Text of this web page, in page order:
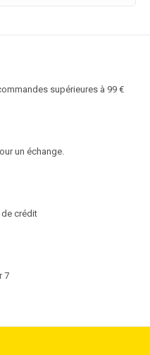
supérieures à 99 €
un échange.
de crédit
7